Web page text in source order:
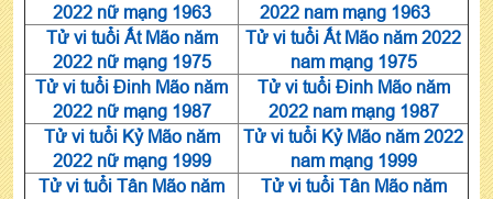
2022 nữ mạng 1963
2022 nam mạng 1963
Tử vi tuổi Ất Mão năm
2022 nữ mạng 1975
Tử vi tuổi Ất Mão năm 2022
nam mạng 1975
Tử vi tuổi Đinh Mão năm
2022 nữ mạng 1987
Tử vi tuổi Đinh Mão năm
2022 nam mạng 1987
Tử vi tuổi Kỷ Mão năm
2022 nữ mạng 1999
Tử vi tuổi Kỷ Mão năm 2022
nam mạng 1999
Tử vi tuổi Tân Mão năm
Tử vi tuổi Tân Mão năm